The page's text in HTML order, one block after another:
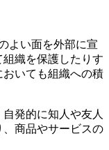
よい面を外部に宣
織を保護したりす
いても組織への積
発的に知人や友人
商品やサービスの